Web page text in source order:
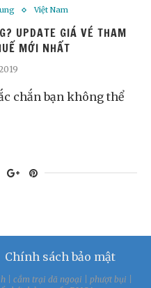
Việt Nam
UPDATE GIÁ VÉ THAM
MỚI NHẤT
chắn bạn không thể
Chính sách bảo mật
| cắm trại dã ngoại | phượt bụi |